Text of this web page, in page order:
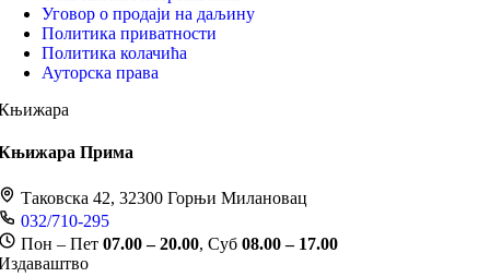
Уговор о продаји на даљину
Политика приватности
Политика колачића
Ауторска права
Прима
Таковска 42, 32300 Горњи Милановац
032/710-295
Пон – Пет 07.00 – 20.00, Суб 08.00 – 17.00